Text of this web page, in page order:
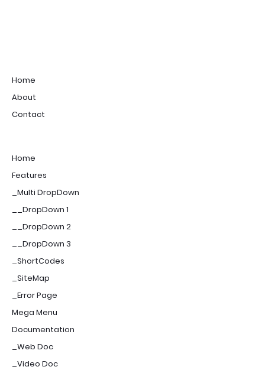
Home
About
Contact
Home
Features
_Multi DropDown
__DropDown 1
__DropDown 2
__DropDown 3
_ShortCodes
_SiteMap
_Error Page
Mega Menu
Documentation
_Web Doc
_Video Doc